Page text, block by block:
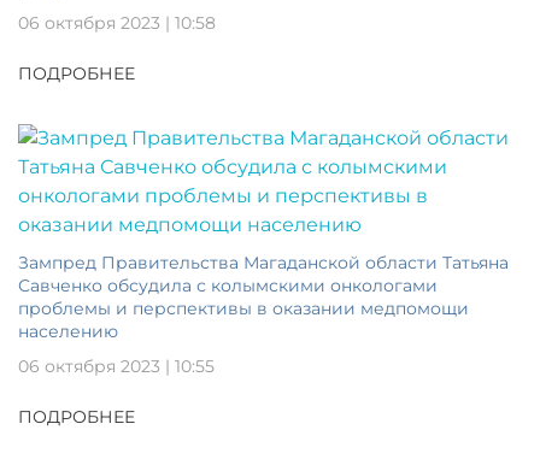
06 октября 2023 | 10:58
ПОДРОБНЕЕ
Зампред Правительства Магаданской области Татьяна
Савченко обсудила с колымскими онкологами
проблемы и перспективы в оказании медпомощи
населению
06 октября 2023 | 10:55
ПОДРОБНЕЕ